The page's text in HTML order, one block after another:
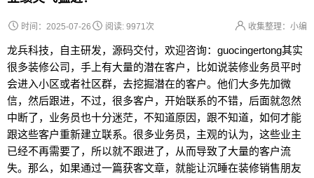
时间：2025-07-26 收集整理：小编
阅读: 9971次
龙兵科技，自主研发，源码交付，欢迎咨询：guocingertong其实
很多装修公司，手上有大量的潜在客户，比如说装修业务员平时
会进入小区或者社区群，去挖掘潜在的客户。他们大多先加微
信，然后跟进，不过，很多客户，开始联系的不错，后面就忽然
中断了，业务员也十分迷茫，不知道原因，跟不知道，如何才能
跟这些客户重新建立联系。很多业务员，主观的认为，这些业主
已经不再需要了，所以就不跟进了，从而导致了大量的客户流
失。那么，如果通过一篇获客文章，就能让沉睡在装修销售朋友